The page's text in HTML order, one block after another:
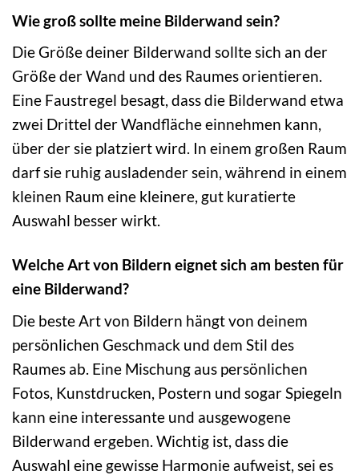
Wie groß sollte meine Bilderwand sein?
Die Größe deiner Bilderwand sollte sich an der
Größe der Wand und des Raumes orientieren.
Eine Faustregel besagt, dass die Bilderwand etwa
zwei Drittel der Wandfläche einnehmen kann,
über der sie platziert wird. In einem großen Raum
darf sie ruhig ausladender sein, während in einem
kleinen Raum eine kleinere, gut kuratierte
Auswahl besser wirkt.
Welche Art von Bildern eignet sich am besten für
eine Bilderwand?
Die beste Art von Bildern hängt von deinem
persönlichen Geschmack und dem Stil des
Raumes ab. Eine Mischung aus persönlichen
Fotos, Kunstdrucken, Postern und sogar Spiegeln
kann eine interessante und ausgewogene
Bilderwand ergeben. Wichtig ist, dass die
Auswahl eine gewisse Harmonie aufweist, sei es